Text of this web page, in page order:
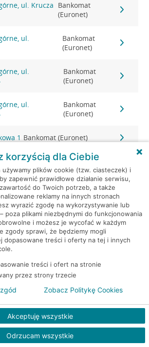
ul. Krucza Bankomat
(Euronet)
ul.
Bankomat
(Euronet)
ul.
Bankomat
(Euronet)
ul.
Bankomat
(Euronet)
1 Bankomat (Euronet)
na Twoje
plany
to co ważne. Twoje marzenia
korzyścią dla Ciebie
używamy plików cookie (tzw. ciasteczek) i
zapewnić prawidłowe działanie serwisu,
do Twoich potrzeb, a także
reklamy na innych stronach
wyrazić zgodę na wykorzystywanie lub
poza plikami niezbędnymi do funkcjonowania
i możesz je wycofać w każdym
zgody sprawi, że będziemy mogli
dopasowane treści i oferty na tej i innych
treści i ofert na stronie
przez strony trzecie
Akceptuję wszystkie
Odrzucam wszystkie
Zobacz Politykę Cookies